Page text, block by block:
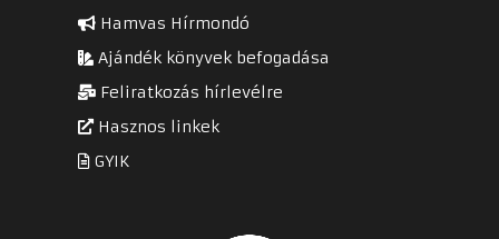
Hamvas Hírmondó
Ajándék könyvek befogadása
Feliratkozás hírlevélre
Hasznos linkek
GYIK